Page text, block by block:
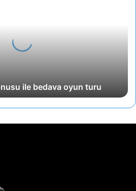
ile bedava oyun turu